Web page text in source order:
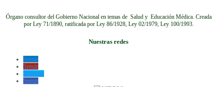
Órgano consultor del Gobierno Nacional en temas de Salud y Educación Médica. Creada
por Ley 71/1890, ratificada por Ley 86/1928, Ley 02/1979, Ley 100/1993.
Nuestras redes
Seguir
Seguir
Seguir
Seguir